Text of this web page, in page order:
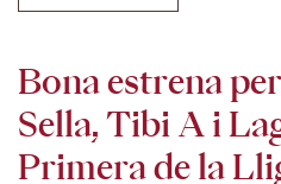
Bona estrena
Sella, Tibi A i
Primera de la